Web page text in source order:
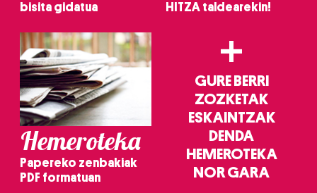
bisita gidatua
HITZA taldearekin!
Hemeroteka
Papereko zenbakiak
PDF formatuan
+
GURE BERRI
ZOZKETAK
ESKAINTZAK
DENDA
HEMEROTEKA
NOR GARA